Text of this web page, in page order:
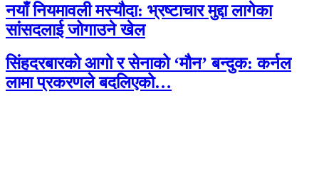
नयाँ नियमावली मस्यौदा: भ्रष्टाचार मुद्दा लागेका
सांसदलाई जोगाउने खेल
सिंहदरबारको आगो र सेनाको ‘मौन’ बन्दुक: कर्नल
लामा प्रकरणले बदलिएको…